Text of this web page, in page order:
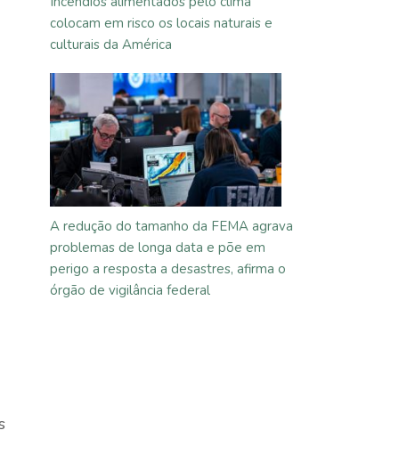
colocam em risco os locais naturais e
culturais da América
A redução do tamanho da FEMA agrava
problemas de longa data e põe em
perigo a resposta a desastres, afirma o
órgão de vigilância federal